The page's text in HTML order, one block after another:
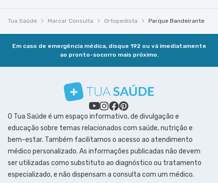
Tua Saúde Marcar Consulta Ortopedista Parque Bandeirante
Em caso de emergência médica, disque 192 ou vá imediatamente
ao pronto-socorro mais próximo.
O Tua Saúde é um espaço informativo, de divulgação e
educação sobre temas relacionados com saúde, nutrição e
bem-estar. Também facilitamos o acesso ao atendimento
médico personalizado. As informações publicadas não devem
ser utilizadas como substituto ao diagnóstico ou tratamento
especializado, e não dispensam a consulta com um médico.